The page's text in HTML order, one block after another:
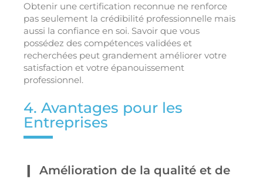
Obtenir une certification reconnue ne renforce
pas seulement la crédibilité professionnelle mais
aussi la confiance en soi. Savoir que vous
possédez des compétences validées et
recherchées peut grandement améliorer votre
satisfaction et votre épanouissement
professionnel.
4. Avantages pour les
Entreprises
Amélioration de la qualité et de